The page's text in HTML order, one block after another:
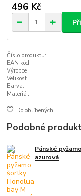
496 Kč
Číslo produktu:
EAN kód:
Výrobce:
Velikost:
Barva:
Materiál:
Do oblíbených
Podobné
Pánské
azurová